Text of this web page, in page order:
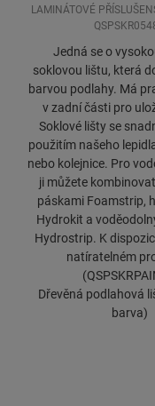
LAMINÁTOVÉ
Jedná se o
soklovou lištu, která
barvou podlahy. Má
v zadní části pro
Soklové lišty se
použitím našeho
nebo kolejnice. Pro
ji můžete
páskami Foamstrip,
Hydrokit a
Hydrostrip. K
natíratelném
Dřevěná podlahová
barva)